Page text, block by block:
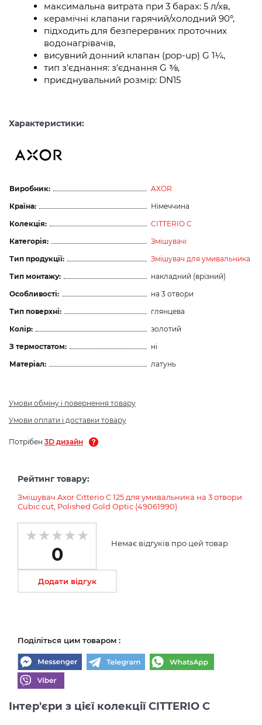
максимальна витрата при 3 барах: 5 л/хв,
керамічні клапани гарячий/холодний 90°,
підходить для безперервних проточних
водонагрівачів,
висувний донний клапан (pop-up) G 1¼,
тип з'єднання: з'єднання G ⅜,
приєднувальний розмір: DN15
Характеристики:
Виробник:
AXOR
Країна:
Німеччина
Колекція:
CITTERIO C
Категорія:
Змішувачі
Тип продукції:
Змішувач для умивальника
Тип монтажу:
накладний (врізний)
Особливості:
на 3 отвори
Тип поверхні:
глянцева
Колір:
золотий
З термостатом:
ні
Матеріал:
латунь
Умови обміну і повернення товару
Умови оплати і доставки товару
Потрібен 3D дизайн
Рейтинг товару:
Змішувач Axor Citterio C 125 для умивальника на 3 отвори
Cubic cut, Polished Gold Optic (49061990)
0
Немає відгуків про цей товар
Додати відгук
Поділіться цим товаром :
Інтер'єри з цієї колекції CITTERIO C